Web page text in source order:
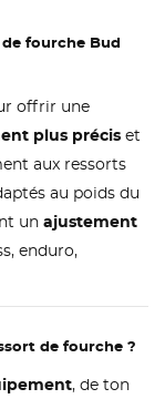
fourche Bud
offrir une
plus précis et
aux ressorts
au poids du
un ajustement
enduro,
de fourche ?
, de ton